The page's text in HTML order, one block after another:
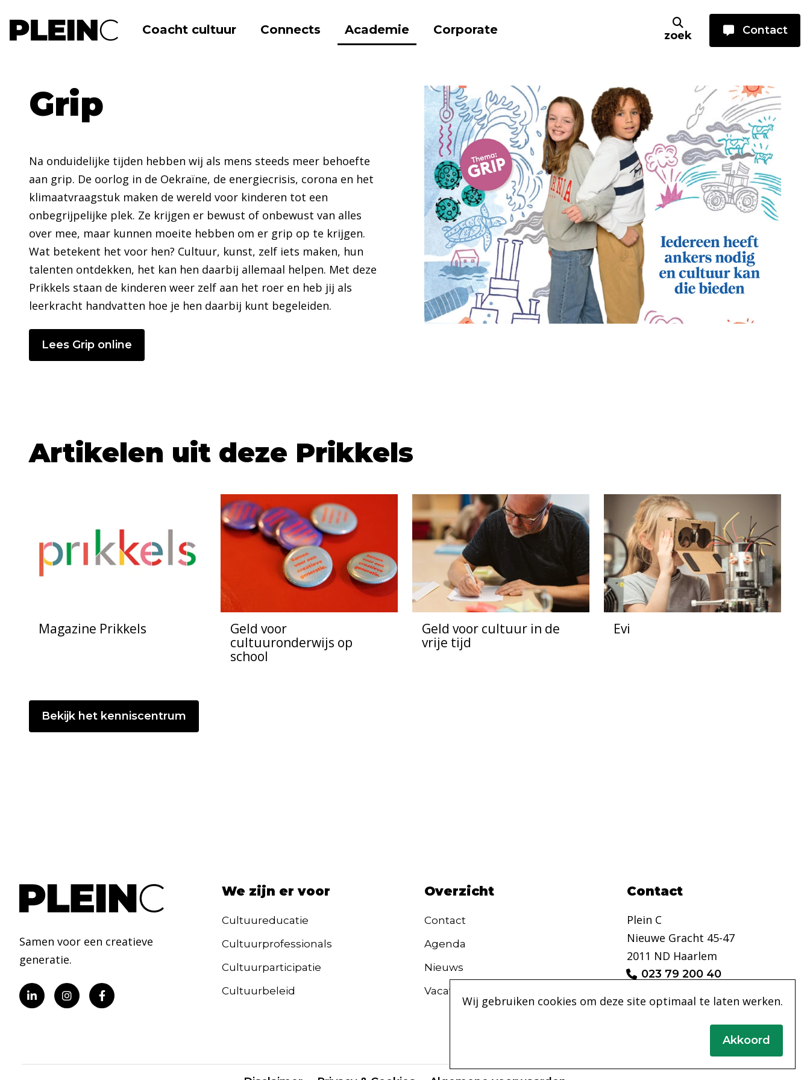
Coacht cultuur Connects Academie Corporate zoek Contact
Home Academie Publicaties Magazine Prikkels Grip
Grip
Na onduidelijke tijden hebben wij als mens steeds meer behoefte
aan grip. De oorlog in de Oekraïne, de energiecrisis, corona en het
klimaatvraagstuk maken de wereld voor kinderen tot een
onbegrijpelijke plek. Ze krijgen er bewust of onbewust van alles
over mee, maar kunnen moeite hebben om er grip op te krijgen.
Wat betekent het voor hen? Cultuur, kunst, zelf iets maken, hun
talenten ontdekken, het kan hen daarbij allemaal helpen. Met deze
Prikkels staan de kinderen weer zelf aan het roer en heb jij als
leerkracht handvatten hoe je hen daarbij kunt begeleiden.
Lees Grip online
Artikelen uit deze Prikkels
Magazine Prikkels
Geld voor
cultuuronderwijs op
school
Geld voor cultuur in de
vrije tijd
Evi
Bekijk het kenniscentrum
Samen voor een creatieve
generatie.
We zijn er voor
Cultuureducatie
Cultuurprofessionals
Cultuurparticipatie
Cultuurbeleid
Overzicht
Contact
Agenda
Nieuws
Vacatures
Contact
Plein C
Nieuwe Gracht 45-47
2011 ND Haarlem
023 79 200 40
info@pleinc.nl
Wij gebruiken cookies om deze site optimaal te laten werken.
Akkoord